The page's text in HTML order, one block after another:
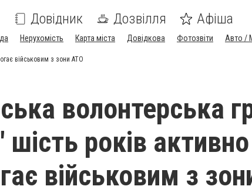
Довідник Дозвілля Афіша
Нерухомість Карта міста Довідкова Фотозвіти Авто /
військовим з зони АТО
волонтерська
років активно
військовим з